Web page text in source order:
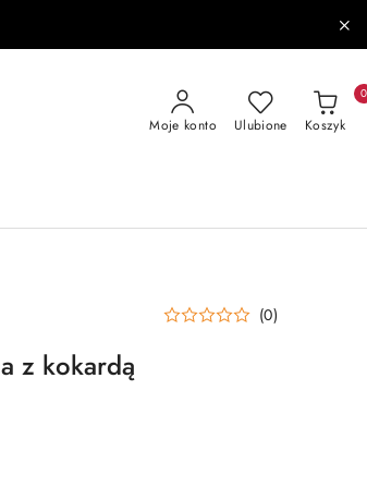
Moje konto Ulubione Koszyk
0
(0)
z kokardą